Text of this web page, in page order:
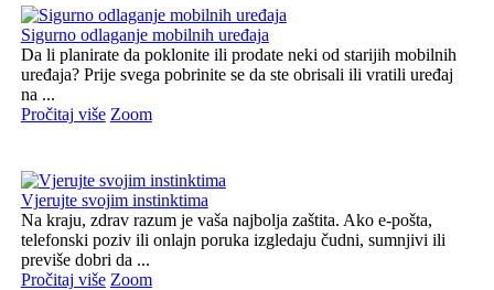
Sigurno odlaganje mobilnih uređaja
Da li planirate da poklonite ili prodate neki od starijih mobilnih
uređaja? Prije svega pobrinite se da ste obrisali ili vratili uređaj
na ...
Pročitaj više Zoom
Vjerujte svojim instinktima
Na kraju, zdrav razum je vaša najbolja zaštita. Ako e-pošta,
telefonski poziv ili onlajn poruka izgledaju čudni, sumnjivi ili
previše dobri da ...
Pročitaj više Zoom